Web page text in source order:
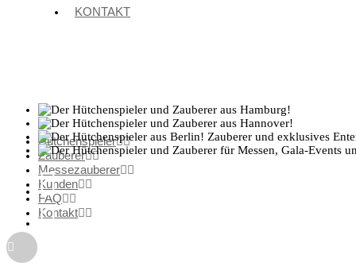
KONTAKT
Hütchenspieler
Zauberer
Messezauberer
Kunden
FAQ
Kontakt